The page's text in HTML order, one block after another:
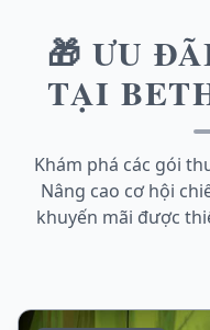
🎁 ƯU
TẠI
Khám phá các gói
Nâng cao cơ hội
khuyến mãi được